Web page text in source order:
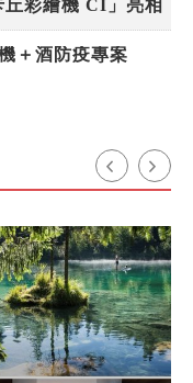
彩繪機 CI」亮相
＋酒防疫專案